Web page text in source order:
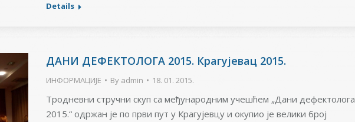
Details
ДАНИ ДЕФЕКТОЛОГА 2015. Крагујевац 2015.
ИНФОРМАЦИЈЕ By admin 18. 01. 2015.
Тродневни стручни скуп са међународним учешћем „Дани дефектолога
2015.“ одржан је по први пут у Крагујевцу и окупио је велики број